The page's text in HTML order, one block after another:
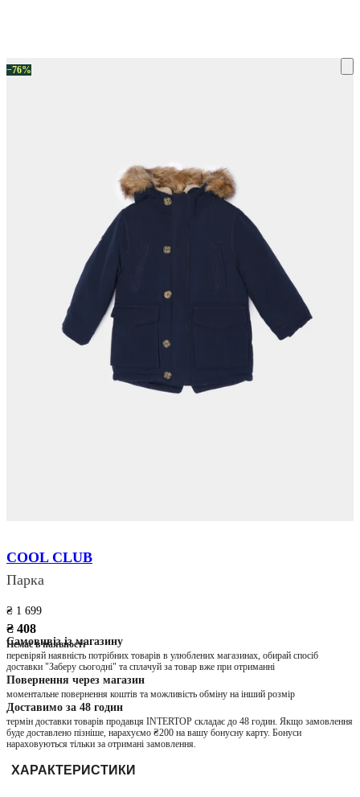
−76%
COOL CLUB
Парка
₴ 1 699
₴ 408
Немає в наявності
Самовивіз із магазину
перевіряй наявність потрібних товарів в улюблених магазинах, обирай спосіб
доставки "Заберу сьогодні" та сплачуй за товар вже при отриманні
Повернення через магазин
моментальне повернення коштів та можливість обміну на інший розмір
Доставимо за 48 годин
термін доставки товарів продавця INTERTOP складає до 48 годин. Якщо замовлення
буде доставлено пізніше, нарахуємо ₴200 на вашу бонусну карту. Бонуси
нараховуються тільки за отримані замовлення.
ХАРАКТЕРИСТИКИ